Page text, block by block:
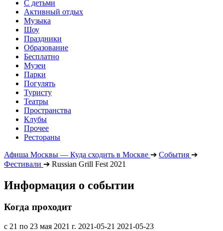
С детьми
Активный отдых
Музыка
Шоу
Праздники
Образование
Бесплатно
Музеи
Парки
Погулять
Туристу
Театры
Пространства
Клубы
Прочее
Рестораны
Афиша Москвы — Куда сходить в Москве ➔ События ➔
Фестивали ➔ Russian Grill Fest 2021
Информация о событии
Когда проходит
с 21 по 23 мая 2021 г. 2021-05-21 2021-05-23